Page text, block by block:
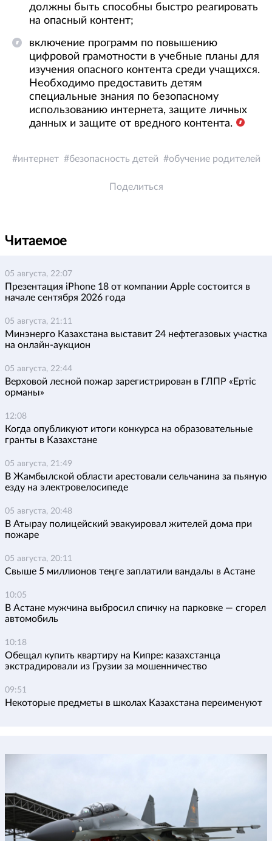
должны быть способны быстро реагировать
на опасный контент;
включение программ по повышению
цифровой грамотности в учебные планы для
изучения опасного контента среди учащихся.
Необходимо предоставить детям
специальные знания по безопасному
использованию интернета, защите личных
данных и защите от вредного контента.
интернет безопасность детей обучение родителей
Поделиться
Читаемое
05 августа, 22:07
Презентация iPhone 18 от компании Apple состоится в
начале сентября 2026 года
05 августа, 21:11
Минэнерго Казахстана выставит 24 нефтегазовых участка
на онлайн-аукцион
05 августа, 22:44
Верховой лесной пожар зарегистрирован в ГЛПР «Ертіс
орманы»
12:08
Когда опубликуют итоги конкурса на образовательные
гранты в Казахстане
05 августа, 21:49
В Жамбылской области арестовали сельчанина за пьяную
езду на электровелосипеде
05 августа, 20:48
В Атырау полицейский эвакуировал жителей дома при
пожаре
05 августа, 20:11
Свыше 5 миллионов теңге заплатили вандалы в Астане
10:05
В Астане мужчина выбросил спичку на парковке — сгорел
автомобиль
10:18
Обещал купить квартиру на Кипре: казахстанца
экстрадировали из Грузии за мошенничество
09:51
Некоторые предметы в школах Казахстана переименуют